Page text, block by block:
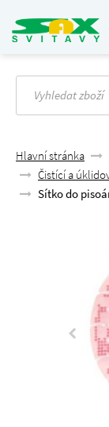
Hlavní stránka
Čistící a
Sítko do